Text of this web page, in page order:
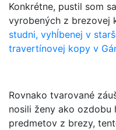
Konkrétne, pustil som
vyrobených z brezovej
studni, vyhĺbenej v
travertínovej kopy v
Rovnako tvarované
nosili ženy ako ozdobu
predmetov z brezy,